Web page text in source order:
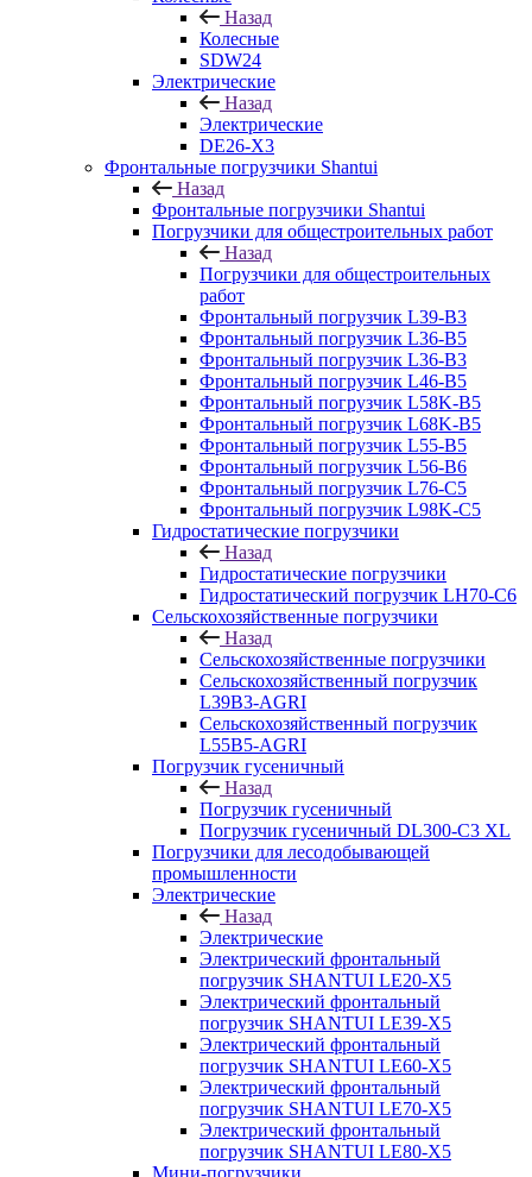
Назад
Колесные
SDW24
Электрические
Назад
Электрические
DE26-X3
Фронтальные погрузчики Shantui
Назад
Фронтальные погрузчики Shantui
Погрузчики для общестроительных работ
Назад
Погрузчики для общестроительных
работ
Фронтальный погрузчик L39-B3
Фронтальный погрузчик L36-B5
Фронтальный погрузчик L36-B3
Фронтальный погрузчик L46-B5
Фронтальный погрузчик L58K-B5
Фронтальный погрузчик L68K-B5
Фронтальный погрузчик L55-B5
Фронтальный погрузчик L56-B6
Фронтальный погрузчик L76-С5
Фронтальный погрузчик L98K-C5
Гидростатические погрузчики
Назад
Гидростатические погрузчики
Гидростатический погрузчик LH70-C6
Сельскохозяйственные погрузчики
Назад
Сельскохозяйственные погрузчики
Сельскохозяйственный погрузчик
L39B3-AGRI
Сельскохозяйственный погрузчик
L55B5-AGRI
Погрузчик гусеничный
Назад
Погрузчик гусеничный
Погрузчик гусеничный DL300-C3 XL
Погрузчики для лесодобывающей
промышленности
Электрические
Назад
Электрические
Электрический фронтальный
погрузчик SHANTUI LE20-X5
Электрический фронтальный
погрузчик SHANTUI LE39-X5
Электрический фронтальный
погрузчик SHANTUI LE60-X5
Электрический фронтальный
погрузчик SHANTUI LE70-X5
Электрический фронтальный
погрузчик SHANTUI LE80-X5
Мини-погрузчики